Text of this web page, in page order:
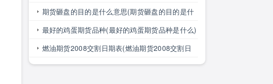
无效怎么办理)
期货砸盘的目的是什么意思(期货砸盘的目的是什
么意思啊)
最好的鸡蛋期货品种(最好的鸡蛋期货品种是什么)
燃油期货2008交割日期表(燃油期货2008交割日
期表格)